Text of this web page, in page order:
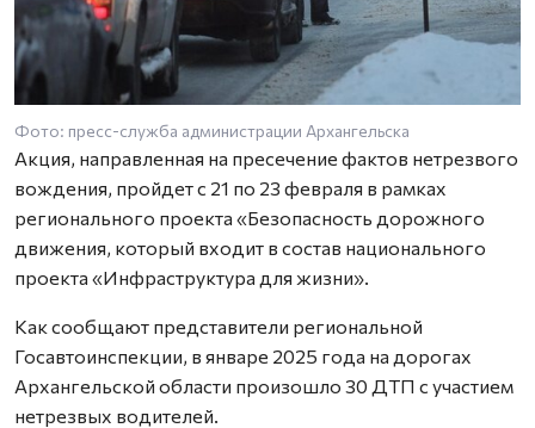
Фото: пресс-служба администрации Архангельска
Акция, направленная на пресечение фактов нетрезвого
вождения, пройдет с 21 по 23 февраля в рамках
регионального проекта «Безопасность дорожного
движения, который входит в состав национального
проекта «Инфраструктура для жизни».
Как сообщают представители региональной
Госавтоинспекции, в январе 2025 года на дорогах
Архангельской области произошло 30 ДТП с участием
нетрезвых водителей.